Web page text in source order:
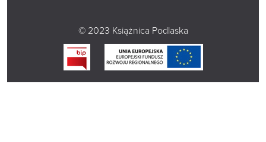
© 2023 Książnica Podlaska